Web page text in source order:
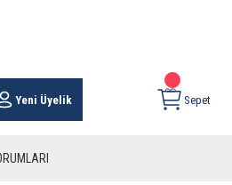
Yeni Üyelik Sepet